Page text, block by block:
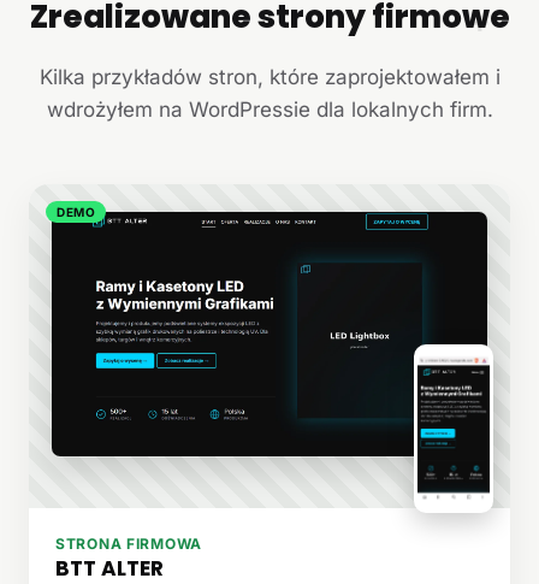
+
Zrealizowane strony firmowe
Kilka przykładów stron, które zaprojektowałem i
wdrożyłem na WordPressie dla lokalnych firm.
DEMO
STRONA FIRMOWA
BTT ALTER